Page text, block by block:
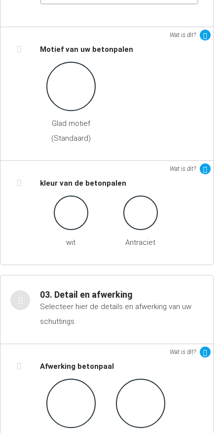
Wat is dit?
Motief van uw betonpalen
Glad motief
(Standaard)
Wat is dit?
kleur van de betonpalen
wit Antraciet
03. Detail en afwerking
Selecteer hier de details en afwerking van uw
schuttings.
Wat is dit?
Afwerking betonpaal